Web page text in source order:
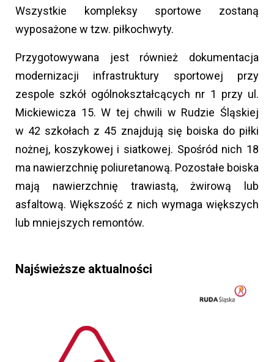
Wszystkie kompleksy sportowe zostaną
wyposażone w tzw. piłkochwyty.
Przygotowywana jest również dokumentacja
modernizacji infrastruktury sportowej przy
zespole szkół ogólnokształcących nr 1 przy ul.
Mickiewicza 15. W tej chwili w Rudzie Śląskiej
w 42 szkołach z 45 znajdują się boiska do piłki
nożnej, koszykowej i siatkowej. Spośród nich 18
ma nawierzchnię poliuretanową. Pozostałe boiska
mają nawierzchnię trawiastą, żwirową lub
asfaltową. Większość z nich wymaga większych
lub mniejszych remontów.
Najświeższe aktualności